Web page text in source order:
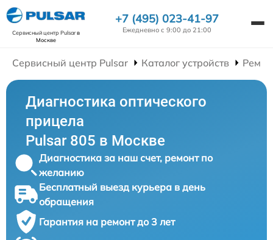
Сервисный центр Pulsarв
Москве
+7 (495) 023-41-97
Ежедневно с 9:00 до 21:00
Сервисный центр Pulsar Каталог устройств
Диагностика оптического
прицела
Pulsar 805 в Москве
Диагностика за наш счет, ремонт по
желанию
Бесплатный выезд курьера в день
обращения
Гарантия на ремонт до 3 лет